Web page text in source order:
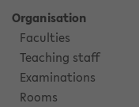
Organisation
Faculties
Teaching staff
Examinations
Rooms